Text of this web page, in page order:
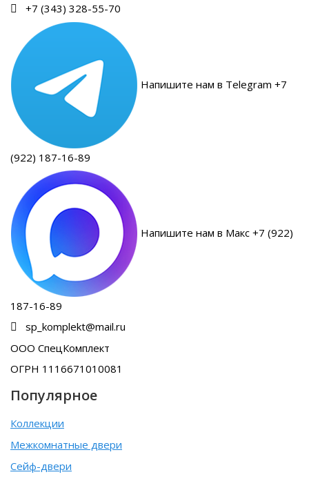
+7 (343) 328-55-70
Напишите нам в Telegram +7
(922) 187-16-89
Напишите нам в Макс +7 (922)
187-16-89
sp_komplekt@mail.ru
ООО СпецКомплект
ОГРН 1116671010081
Популярное
Коллекции
Межкомнатные двери
Сейф-двери